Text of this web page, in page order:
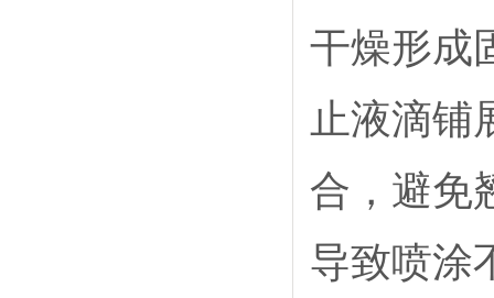
干燥形成
止液滴铺
合，避免
导致喷涂